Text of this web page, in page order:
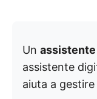
Un
assistente
aiuta a